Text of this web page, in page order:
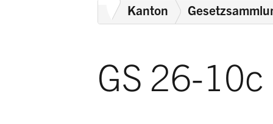
HomeKanton
GS 26-10c